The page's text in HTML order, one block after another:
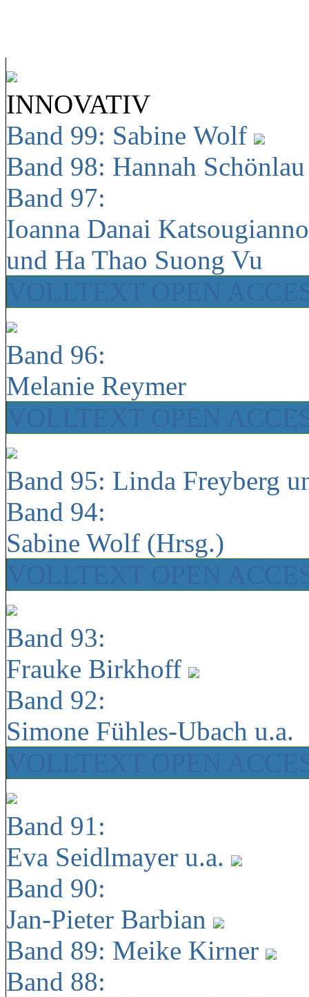
INNOVATIV
Band 99: Sabine Wolf
Band 98: Hannah
Band 97:
Ioanna Danai
und Ha Thao Suong Vu
Band 96:
Melanie Reymer
Band 95: Linda Freyberg
Band 94:
Sabine Wolf (Hrsg.)
Band 93:
Frauke Birkhoff
Band 92:
Simone Fühles-Ubach u.a.
Band 91:
Eva Seidlmayer u.a.
Band 90:
Jan-Pieter Barbian
Band 89: Meike Kirner
Band 88: